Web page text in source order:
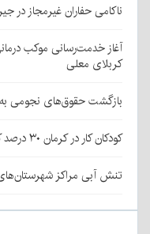
ناکامی حفاران غیرمجاز در
آغاز خدمت‌رسانی موکب
کربلای معلی
بازگشت حقوق‌های نجومی به
کودکان کار در کرمان ۳۰ درصد کمتر شدند
تنش آبی مراکز